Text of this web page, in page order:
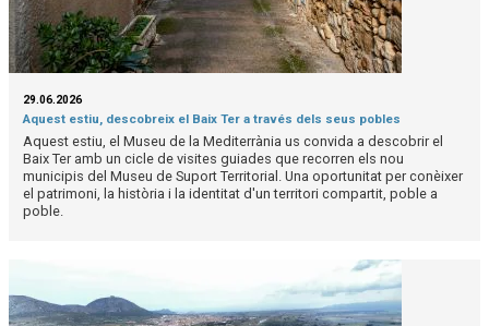
29.06.2026
Aquest estiu, descobreix el Baix Ter a través dels seus pobles
Aquest estiu, el Museu de la Mediterrània us convida a descobrir el
Baix Ter amb un cicle de visites guiades que recorren els nou
municipis del Museu de Suport Territorial. Una oportunitat per conèixer
el patrimoni, la història i la identitat d'un territori compartit, poble a
poble.